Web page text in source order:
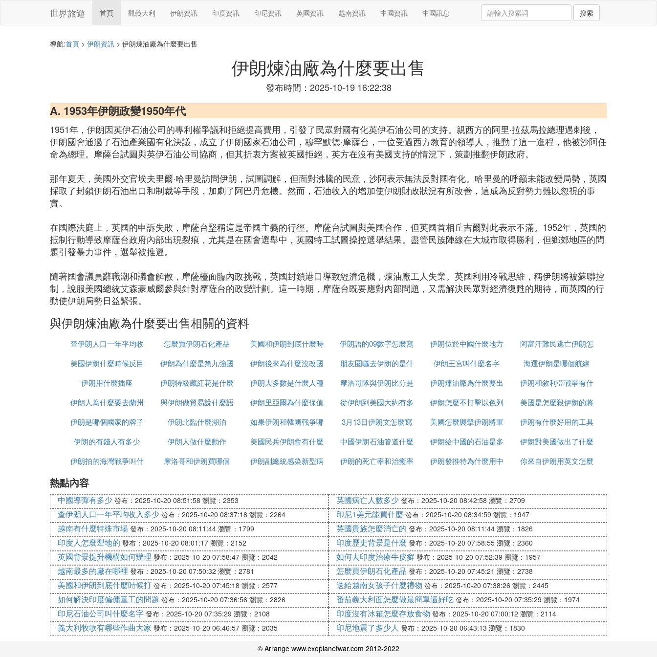
世界旅遊 首頁 觀義大利 伊朗資訊 印度資訊 印尼資訊 英國資訊 越南資訊 中國資訊 中國訊息 搜索
導航:首頁 > 伊朗資訊 > 伊朗煉油廠為什麼要出售
伊朗煉油廠為什麼要出售
發布時間：2025-10-19 16:22:38
A. 1953年伊朗政變1950年代
1951年，伊朗因英伊石油公司的專利權爭議和拒絕提高費用，引發了民眾對國有化英伊石油公司的支持。親西方的阿里·拉茲馬拉總理遇刺後，
伊朗國會通過了石油產業國有化決議，成立了伊朗國家石油公司，穆罕默德·摩薩台，一位受過西方教育的領導人，推動了這一進程，他被沙阿任
命為總理。摩薩台試圖與英伊石油公司協商，但其折衷方案被英國拒絕，英方在沒有美國支持的情況下，策劃推翻伊朗政府。
那年夏天，美國外交官埃夫里爾·哈里曼訪問伊朗，試圖調解，但面對沸騰的民意，沙阿表示無法反對國有化。哈里曼的呼籲未能改變局勢，英國
採取了封鎖伊朗石油出口和制裁等手段，加劇了阿巴丹危機。然而，石油收入的增加使伊朗財政狀況有所改善，這成為反對勢力難以忽視的事
實。
在國際法庭上，英國的申訴失敗，摩薩台堅稱這是帝國主義的行徑。摩薩台試圖與美國合作，但英國首相丘吉爾對此表示不滿。1952年，英國的
抵制行動導致摩薩台政府內部出現裂痕，尤其是在國會選舉中，英國特工試圖操控選舉結果。盡管民族陣線在大城市取得勝利，但鄉郊地區的問
題引發暴力事件，選舉被推遲。
隨著國會議員辭職潮和議會解散，摩薩檯面臨內政挑戰，英國封鎖港口導致經濟危機，煉油廠工人失業。英國利用冷戰思維，稱伊朗將被蘇聯控
制，說服美國總統艾森豪威爾參與針對摩薩台的政變計劃。這一時期，摩薩台既要應對內部問題，又需解決民眾對經濟復甦的期待，而英國的行
動使伊朗局勢日益緊張。
與伊朗煉油廠為什麼要出售相關的資料
查伊朗人口一年平均收
入多少
怎麼買伊朗石化產品
美國和伊朗到底什麼時
候打
伊朗語的09數字怎麼寫 伊朗位於中國什麼地方
阿富汗難民逃亡伊朗怎
麼辦
美國伊朗什麼時候反目 伊朗為什麼是第九強國
伊朗後來為什麼沒改國
名
朋友圈曬去伊朗的是什
麼梗
伊朗王宮叫什麼名字
海運伊朗是哪個航線
伊朗用什麼插座
伊朗特級藏紅花是什麼 伊朗大多數是什麼人種
摩洛哥隊與伊朗比分是
多少
伊朗煉油廠為什麼要出
售
伊朗和敘利亞戰爭有什
麼區別
伊朗人為什麼要去蘭州
與伊朗做貿易說什麼語
種
伊朗里亞爾為什麼保值
從伊朗到美國大約有多
少千米
伊朗怎麼不打擊以色列
美國是怎麼殺伊朗的將
軍的
伊朗是哪個國家的牌子 伊朗北臨什麼湖泊
如果伊朗和韓國戰爭哪
個贏
3月13日伊朗文怎麼寫
美國怎麼襲擊伊朗將軍
的
伊朗有什麼好用的工具
伊朗的有錢人有多少
伊朗人做什麼動作
美國民兵伊朗會有什麼
反應
中國伊朗石油管道什麼
時候建完
伊朗給中國的石油是多
少一桶
伊朗對美國做出了什麼
反應
伊朗拍的海灣戰爭叫什
摩洛哥和伊朗買哪個
伊朗副總統感染新型病
伊朗的死亡率和治癒率
伊朗發推特為什麼用中
你來自伊朗用英文怎麼
熱點內容
中國導彈有多少 發布：2025-10-20 08:51:58 瀏覽：2353 英國病亡人數多少 發布：2025-10-20 08:42:58 瀏覽：2709
查伊朗人口一年平均收入多少 發布：2025-10-20 08:37:18 瀏覽：2264 印尼1美元能買什麼 發布：2025-10-20 08:34:59 瀏覽：1947
越南有什麼特殊市場 發布：2025-10-20 08:11:44 瀏覽：1799 英國貴族怎麼消亡的 發布：2025-10-20 08:11:44 瀏覽：1826
印度人怎麼犁地的 發布：2025-10-20 08:01:17 瀏覽：2152 印度歷史背景是什麼 發布：2025-10-20 07:58:55 瀏覽：2360
英國背景提升機構如何辦理 發布：2025-10-20 07:58:47 瀏覽：2042 如何去印度治療牛皮癬 發布：2025-10-20 07:52:39 瀏覽：1957
越南最多的廠在哪裡 發布：2025-10-20 07:50:32 瀏覽：2781 怎麼買伊朗石化產品 發布：2025-10-20 07:45:21 瀏覽：2738
美國和伊朗到底什麼時候打 發布：2025-10-20 07:45:18 瀏覽：2577 送給越南女孩子什麼禮物 發布：2025-10-20 07:38:26 瀏覽：2445
如何解決印度僱傭童工的問題 發布：2025-10-20 07:36:56 瀏覽：2826 番茄義大利面怎麼做最簡單還好吃 發布：2025-10-20 07:35:29 瀏覽：1974
印尼石油公司叫什麼名字 發布：2025-10-20 07:35:29 瀏覽：2108 印度沒有冰箱怎麼存放食物 發布：2025-10-20 07:00:12 瀏覽：2114
義大利牧歌有哪些作曲大家 發布：2025-10-20 06:46:57 瀏覽：2035 印尼地震了多少人 發布：2025-10-20 06:43:13 瀏覽：1830
© Arrange www.exoplanetwar.com 2012-2022